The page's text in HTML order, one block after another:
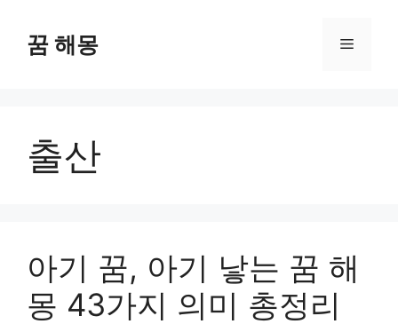
꿈 해몽 메
출산
아기 꿈, 아기 낳는 꿈 해
몽 43가지 의미 총정리